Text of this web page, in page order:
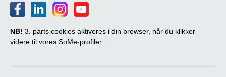
NB! 3. parts cookies aktiveres i din browser, når du klikker
videre til vores SoMe-profiler.